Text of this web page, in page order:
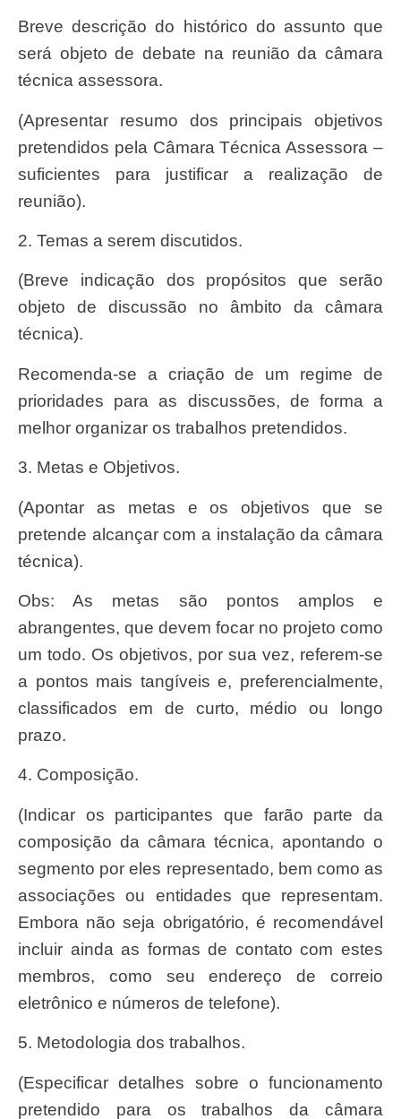
Breve descrição do histórico do assunto que
será objeto de debate na reunião da câmara
técnica assessora.
(Apresentar resumo dos principais objetivos
pretendidos pela Câmara Técnica Assessora –
suficientes para justificar a realização de
reunião).
2. Temas a serem discutidos.
(Breve indicação dos propósitos que serão
objeto de discussão no âmbito da câmara
técnica).
Recomenda-se a criação de um regime de
prioridades para as discussões, de forma a
melhor organizar os trabalhos pretendidos.
3. Metas e Objetivos.
(Apontar as metas e os objetivos que se
pretende alcançar com a instalação da câmara
técnica).
Obs: As metas são pontos amplos e
abrangentes, que devem focar no projeto como
um todo. Os objetivos, por sua vez, referem-se
a pontos mais tangíveis e, preferencialmente,
classificados em de curto, médio ou longo
prazo.
4. Composição.
(Indicar os participantes que farão parte da
composição da câmara técnica, apontando o
segmento por eles representado, bem como as
associações ou entidades que representam.
Embora não seja obrigatório, é recomendável
incluir ainda as formas de contato com estes
membros, como seu endereço de correio
eletrônico e números de telefone).
5. Metodologia dos trabalhos.
(Especificar detalhes sobre o funcionamento
pretendido para os trabalhos da câmara